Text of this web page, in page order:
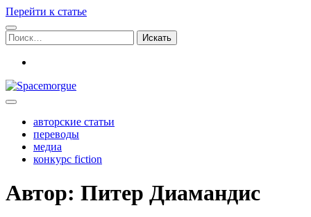
Перейти к статье
Поиск:
Spacemorgue
авторские статьи
переводы
медиа
конкурс fiction
Автор: Питер Диамандис